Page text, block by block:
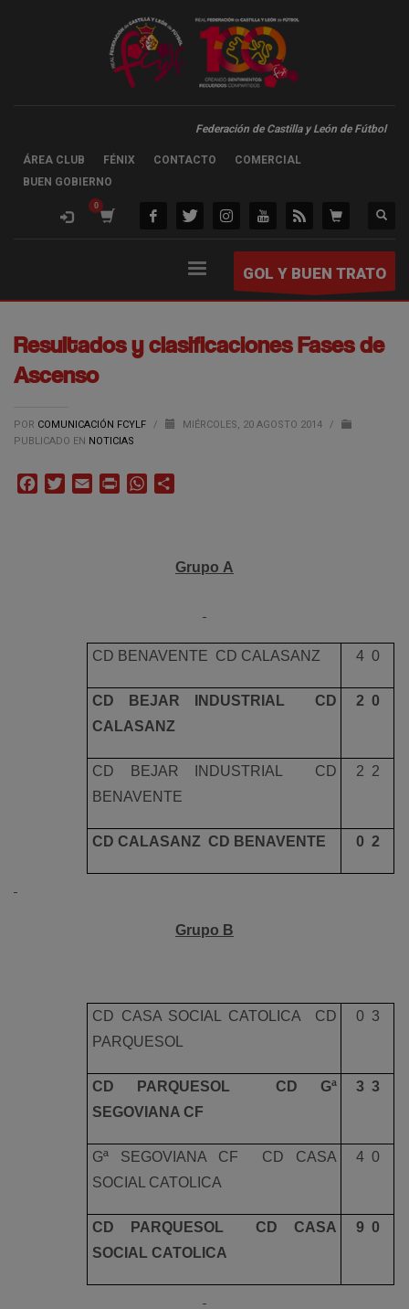
Federación de Castilla y León de Fútbol
ÁREA CLUB FÉNIX CONTACTO
COMERCIAL
BUEN GOBIERNO
GOL Y BUEN TRATO
Resultados y clasificaciones Fases de
Ascenso
POR COMUNICACIÓN FCYLF / MIÉRCOLES, 20 AGOSTO 2014
/
PUBLICADO EN NOTICIAS
FacebookTwitterEmail Print WhatsApp
Grupo A
CD BENAVENTE  CD CALASANZ 4  0
CD BEJAR INDUSTRIAL  CD
CALASANZ
2  0
CD BEJAR INDUSTRIAL  CD
BENAVENTE
2  2
CD CALASANZ  CD BENAVENTE 0  2
Grupo B
CD CASA SOCIAL CATOLICA  CD
PARQUESOL
0  3
CD PARQUESOL  CD Gª
SEGOVIANA CF
3  3
Gª SEGOVIANA CF  CD CASA
SOCIAL CATOLICA
4  0
CD PARQUESOL  CD CASA
SOCIAL CATOLICA
9  0